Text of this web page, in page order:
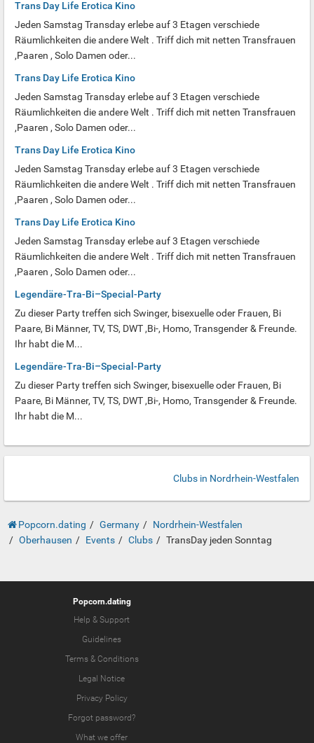
Trans Day Life Erotica Kino
Jeden Samstag Transday erlebe auf 3 Etagen verschiede
Räumlichkeiten die andere Welt . Triff dich mit netten Transfrauen
,Paaren , Solo Damen oder...
Trans Day Life Erotica Kino
Jeden Samstag Transday erlebe auf 3 Etagen verschiede
Räumlichkeiten die andere Welt . Triff dich mit netten Transfrauen
,Paaren , Solo Damen oder...
Trans Day Life Erotica Kino
Jeden Samstag Transday erlebe auf 3 Etagen verschiede
Räumlichkeiten die andere Welt . Triff dich mit netten Transfrauen
,Paaren , Solo Damen oder...
Trans Day Life Erotica Kino
Jeden Samstag Transday erlebe auf 3 Etagen verschiede
Räumlichkeiten die andere Welt . Triff dich mit netten Transfrauen
,Paaren , Solo Damen oder...
Legendäre-Tra-Bi–Special-Party
Zu dieser Party treffen sich Swinger, bisexuelle oder Frauen, Bi
Paare, Bi Männer, TV, TS, DWT ,Bi-, Homo, Transgender & Freunde.
Ihr habt die M...
Legendäre-Tra-Bi–Special-Party
Zu dieser Party treffen sich Swinger, bisexuelle oder Frauen, Bi
Paare, Bi Männer, TV, TS, DWT ,Bi-, Homo, Transgender & Freunde.
Ihr habt die M...
Clubs in Nordrhein-Westfalen
Popcorn.dating Germany
Nordrhein-Westfalen
Oberhausen
Events Clubs TransDay jeden Sonntag
Popcorn.dating
Help & Support
Guidelines
Terms & Conditions
Legal Notice
Privacy Policy
Forgot password?
What we offer